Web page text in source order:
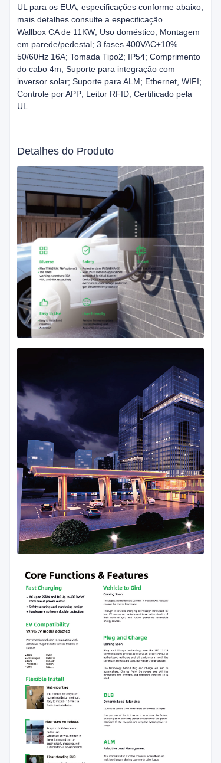
UL para os EUA, especificações conforme abaixo,
mais detalhes consulte a especificação.
Wallbox CA de 11KW; Uso doméstico; Montagem
em parede/pedestal; 3 fases 400VAC±10%
50/60Hz 16A; Tomada Tipo2; IP54; Comprimento
do cabo 4m; Suporte para integração com
inversor solar; Suporte para ALM; Ethernet, WIFI;
Controle por APP; Leitor RFID; Certificado pela
UL
Detalhes do Produto